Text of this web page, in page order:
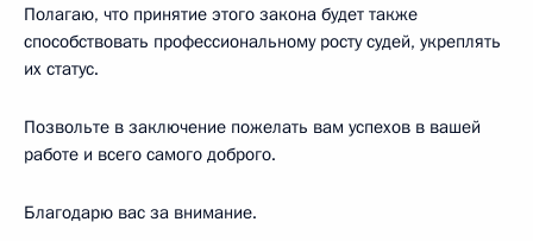
Полагаю, что принятие этого закона будет также
способствовать профессиональному росту судей, укреплять
их статус.
Позвольте в заключение пожелать вам успехов в вашей
работе и всего самого доброго.
Благодарю вас за внимание.